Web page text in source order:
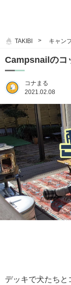
TAKIBI キャン
Campsnailのコ
コナまる
2021.02.08
デッキで犬たちと